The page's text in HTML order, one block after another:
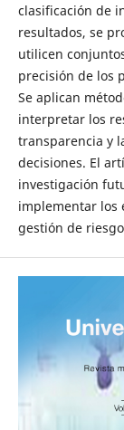
clasificación de
resultados, se
utilicen
precisión de los
Se aplican
interpretar los
transparencia y
decisiones. El
investigación
implementar los
gestión de